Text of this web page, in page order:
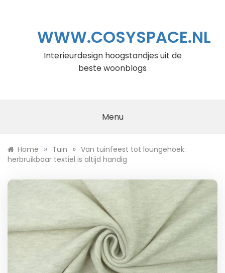
WWW.COSYSPACE.NL
Interieurdesign hoogstandjes uit de
beste woonblogs
Menu
Home » Tuin » Van tuinfeest tot loungehoek:
herbruikbaar textiel is altijd handig